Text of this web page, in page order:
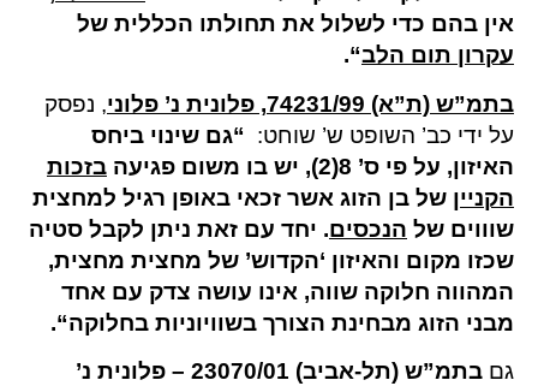
אין בהם כדי לשלול את תחולתו הכללית של
עקרון תום הלב“.
בתמ”ש (ת”א) 74231/99, פלונית נ’ פלוני
, נפסק
על ידי כב’ השופט ש’ שוחט: “גם שינוי ביחס
האיזון, על פי ס’ 8(2), יש בו משום פגיעה
בזכות
הקניין של בן הזוג אשר זכאי באופן רגיל למחצית
שוווים של הנכסים. יחד עם זאת ניתן לקבל סטיה
שכזו מקום והאיזון ‘הקדוש’ של מחצית מחצית,
המהווה חלוקה שווה, אינו עושה צדק עם אחד
מבני הזוג מבחינת הצורך בשוויוניות בחלוקה“.
גם
בתמ”ש (תל-אביב) 23070/01 – פלונית נ’